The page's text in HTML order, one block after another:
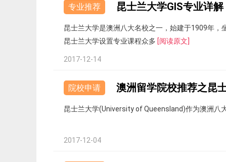
专业推荐 昆士兰大学GIS专业详解
昆士兰大学是澳洲八大名校之一，始建于1909年，
昆士兰大学设置专业课程众多 [阅读原文]
2017-12-14
院校申请 澳洲留学院校推荐之昆
昆士兰大学(University of Queensland)作为澳洲八
2017-12-04